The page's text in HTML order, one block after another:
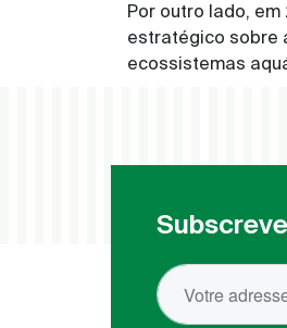
Por outro lado, em
estratégico sobre
ecossistemas